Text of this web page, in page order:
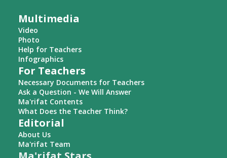
Multimedia
Video
Photo
Help for Teachers
Infographics
For Teachers
Necessary Documents for Teachers
Ask a Question - We Will Answer
Ma'rifat Contents
What Does the Teacher Think?
Editorial
About Us
Ma'rifat Team